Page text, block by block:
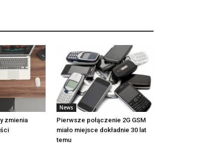
zmienia
News
Pierwsze połączenie 2G GSM
miało miejsce dokładnie 30 lat
temu